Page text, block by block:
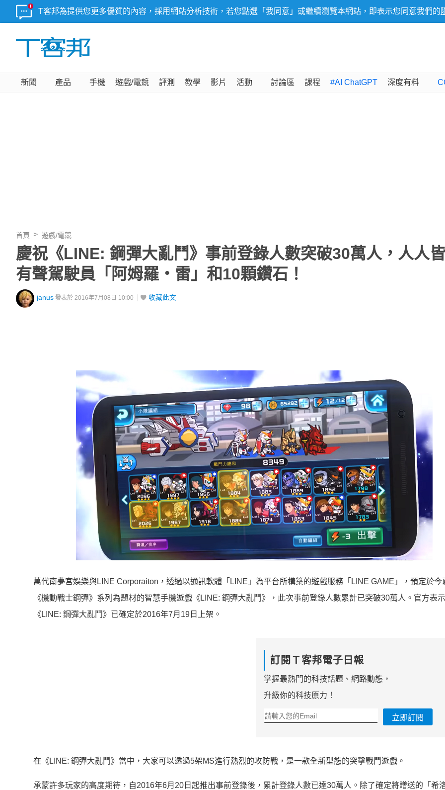
T客邦為提供您更多優質的內容，採用網站分析技術，若您點選「我同意」或繼續瀏覽本網站，即表示您同意我們的
新聞 產品 手機 遊戲/電競 評測 教學 影片 活動 討論區 課程 #AI ChatGPT 深度有料
首頁 遊戲/電競
慶祝《LINE: 鋼彈大亂鬥》事前登錄人數突破30萬人，人人
有聲駕駛員「阿姆羅‧雷」和10顆鑽石！
janus 發表於 2016年7月08日 10:00 收藏此文
萬代南夢宮娛樂與LINE Corporaiton，透過以通訊軟體「LINE」為平台所構築的遊戲服務「LINE GAME」，預定於今
《機動戰士鋼彈》系列為題材的智慧手機遊戲《LINE: 鋼彈大亂鬥》，此次事前登錄人數累計已突破30萬人。官方表
《LINE: 鋼彈大亂鬥》已確定於2016年7月19日上架。
訂閱Ｔ客邦電子日報
掌握最熱門的科技話題、網路動態，
升級你的科技原力！
立即訂閱
在《LINE: 鋼彈大亂鬥》當中，大家可以透過5架MS進行熱烈的攻防戰，是一款全新型態的突擊戰鬥遊戲。
承蒙許多玩家的高度期待，自2016年6月20日起推出事前登錄後，累計登錄人數已達30萬人。除了確定將贈送的「希